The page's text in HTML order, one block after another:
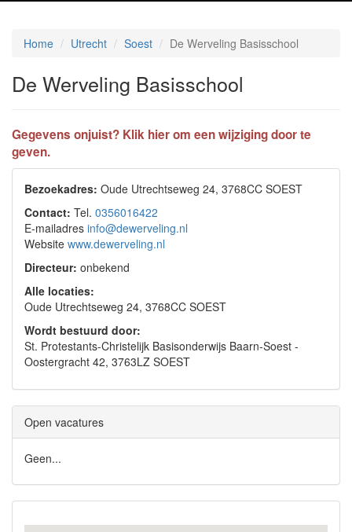
Home Utrecht Soest De Werveling Basisschool
De Werveling Basisschool
Gegevens onjuist? Klik hier om een wijziging door te
geven.
Bezoekadres: Oude Utrechtseweg 24, 3768CC SOEST
Contact: Tel. 0356016422
E-mailadres info@dewerveling.nl
Website www.dewerveling.nl
Directeur: onbekend
Alle locaties:
Oude Utrechtseweg 24, 3768CC SOEST
Wordt bestuurd door:
St. Protestants-Christelijk Basisonderwijs Baarn-Soest -
Oostergracht 42, 3763LZ SOEST
Open vacatures
Geen...